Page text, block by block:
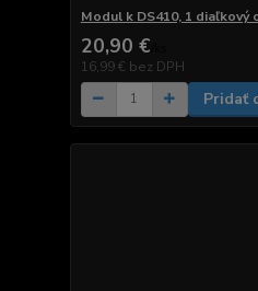
Modul k DS410, 1 diaľkový
20,90 €
16,99 € bez DPH
Pridať